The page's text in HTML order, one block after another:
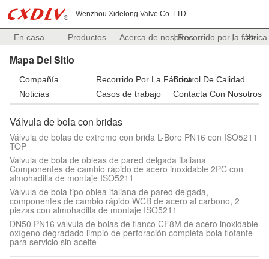
Wenzhou Xidelong Valve Co. LTD
En casa Productos Acerca de nosotrosRecorrido por la fábrica
>>
Mapa Del Sitio
Compañía Recorrido Por La FábricaControl De Calidad
Noticias
Casos de trabajo Contacta Con Nosotros
Válvula de bola con bridas
Válvula de bolas de extremo con brida L-Bore PN16 con ISO5211
TOP
Valvula de bola de obleas de pared delgada italiana
Componentes de cambio rápido de acero inoxidable 2PC con
almohadilla de montaje ISO5211
Válvula de bola tipo oblea italiana de pared delgada,
componentes de cambio rápido WCB de acero al carbono, 2
piezas con almohadilla de montaje ISO5211
DN50 PN16 válvula de bolas de flanco CF8M de acero inoxidable
oxígeno degradado limpio de perforación completa bola flotante
para servicio sin aceite